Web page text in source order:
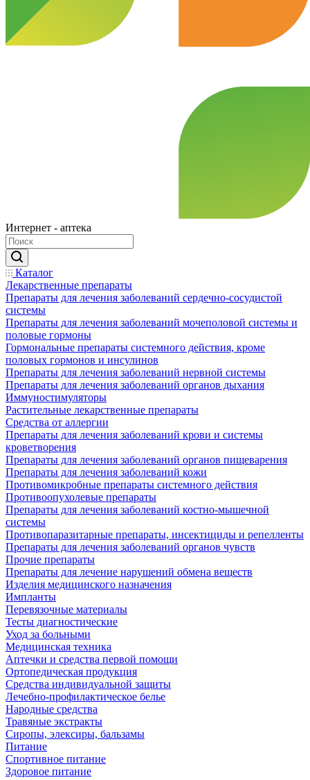
Интернет - аптека
Каталог
Лекарственные препараты
Препараты для лечения заболеваний сердечно-сосудистой
системы
Препараты для лечения заболеваний мочеполовой системы и
половые гормоны
Гормональные препараты системного действия, кроме
половых гормонов и инсулинов
Препараты для лечения заболеваний нервной системы
Препараты для лечения заболеваний органов дыхания
Иммуностимуляторы
Растительные лекарственные препараты
Средства от аллергии
Препараты для лечения заболеваний крови и системы
кроветворения
Препараты для лечения заболеваний органов пищеварения
Препараты для лечения заболеваний кожи
Противомикробные препараты системного действия
Противоопухолевые препараты
Препараты для лечения заболеваний костно-мышечной
системы
Противопаразитарные препараты, инсектициды и репелленты
Препараты для лечения заболеваний органов чувств
Прочие препараты
Препараты для лечение нарушений обмена веществ
Изделия медицинского назначения
Импланты
Перевязочные материалы
Тесты диагностические
Уход за больными
Медицинская техника
Аптечки и средства первой помощи
Ортопедическая продукция
Средства индивидуальной защиты
Лечебно-профилактическое белье
Народные средства
Травяные экстракты
Сиропы, элексиры, бальзамы
Питание
Спортивное питание
Здоровое питание